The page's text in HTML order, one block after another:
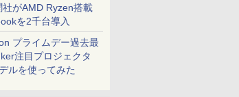
社がAMD Ryzen搭載
を2千台導入
プライムデー過去最
注目プロジェクタ
ルを使ってみた